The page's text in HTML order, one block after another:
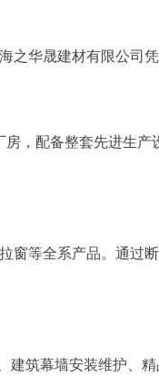
华晟建材有限公司
，配备整套先进生
窗等全系产品。通
筑幕墙安装维护、